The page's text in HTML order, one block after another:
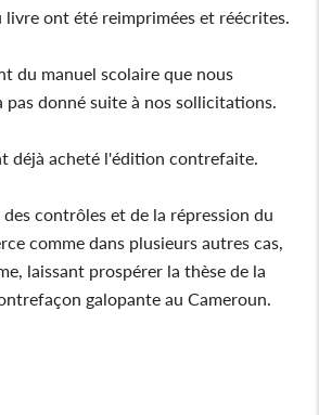
ont été reimprimées et réécrites.
du manuel scolaire que nous
donné suite à nos sollicitations.
déjà acheté l'édition contrefaite.
contrôles et de la répression du
comme dans plusieurs autres cas,
laissant prospérer la thèse de la
galopante au Cameroun.